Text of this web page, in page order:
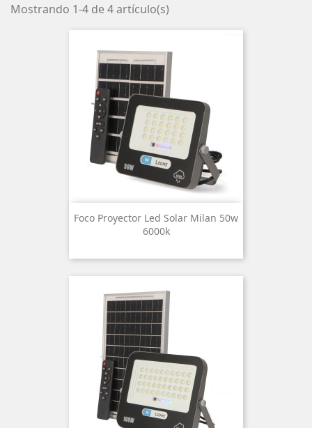
Mostrando 1-4 de 4 artículo(s)
Foco Proyector Led Solar Milan 50w
6000k